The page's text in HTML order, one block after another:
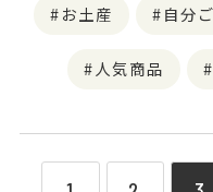
お土産 自分
人気商品